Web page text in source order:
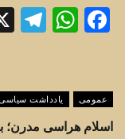
عمومی یادداشت
اسلام هراسی مدرن؛